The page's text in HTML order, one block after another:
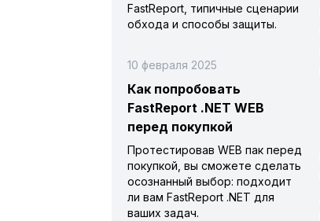
FastReport, типичные сценарии
обхода и способы защиты.
10 февраля 2025
Как попробовать
FastReport .NET WEB
перед покупкой
Протестировав WEB пак перед
покупкой, вы сможете сделать
осознанный выбор: подходит
ли вам FastReport .NET для
ваших задач.